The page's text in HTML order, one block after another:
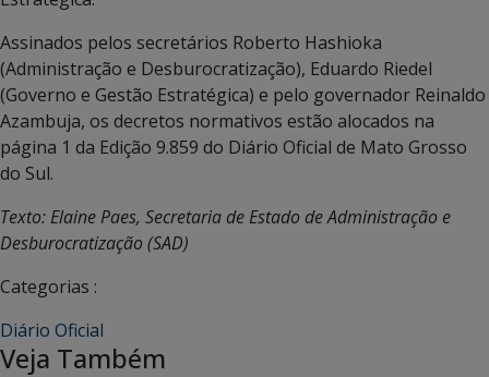
Assinados pelos secretários Roberto Hashioka
(Administração e Desburocratização), Eduardo Riedel
(Governo e Gestão Estratégica) e pelo governador Reinaldo
Azambuja, os decretos normativos estão alocados na
página 1 da Edição 9.859 do Diário Oficial de Mato Grosso
do Sul.
Texto: Elaine Paes, Secretaria de Estado de Administração e
Desburocratização (SAD)
Categorias :
Diário Oficial
Veja Também